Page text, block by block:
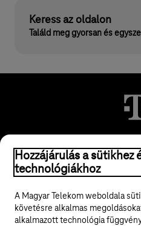
Keress az oldalon
Találd meg gyorsan és
© 2026 Magyar Telekom Nyrt.
ÁSZF
Hozzájárulás a sütikhez
technológiákhoz
A Magyar Telekom weboldala
követésre alkalmas
alkalmazott technológia